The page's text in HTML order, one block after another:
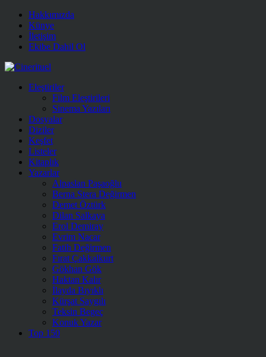
Hakkımızda
Künye
İletişim
Ekibe Dahil Ol
Eleştiriler
Film Eleştirileri
Sinema Yazıları
Dosyalar
Diziler
Keşfet
Listeler
Kitaplık
Yazarlar
Alpaslan Paşaoğlu
Berna Stera Değirmen
Demet Öztürk
Dilan Salkaya
Erol Demiray
Evrim Nacar
Fatih Değirmen
Fırat Çakkalkurt
Gökhan Gök
Haktan Kalır
İlayda Bıyıklı
Kürşat Saygılı
Teksin Begeç
Konuk Yazar
Top 150